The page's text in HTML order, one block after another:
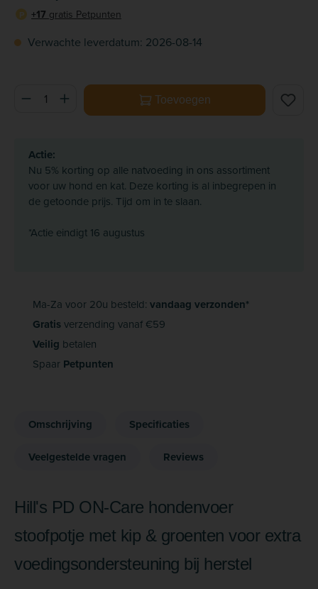
Verwachte leverdatum: 2026-08-14
Producthoeveelheid: Voer de gewenste hoeveelheid in of
Toevoegen
P +17 gratis Petpunten
Actie:
Nu 5% korting op alle natvoeding in ons assortiment
voor uw hond en kat. Deze korting is al inbegrepen in
de getoonde prijs. Tijd om in te slaan.
*Actie eindigt 16 augustus
Ma-Za voor 20u besteld: vandaag verzonden*
Gratisverzending vanaf €59
Veilig betalen
Spaar Petpunten
Omschrijving Specificaties
Veelgestelde vragen Reviews
Hill's PD ON-Care hondenvoer
stoofpotje met kip & groenten voor extra
voedings­ondersteuning bij herstel